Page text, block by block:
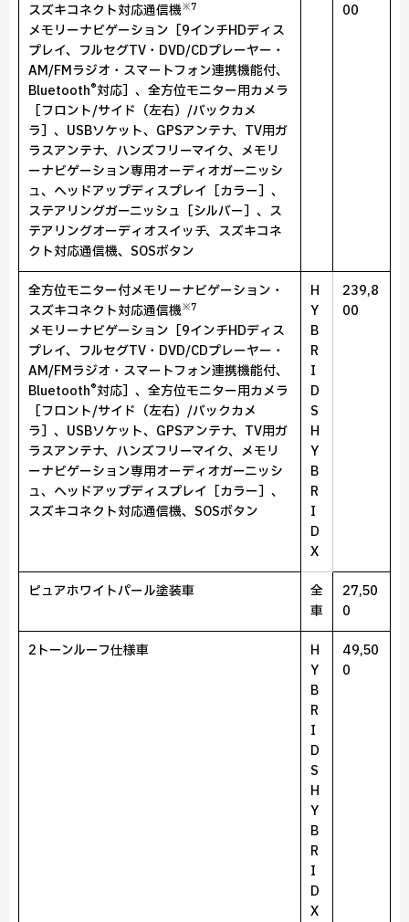
スズキコネクト対応通信機※7
メモリーナビゲーション［9インチHDディス
プレイ、フルセグTV・DVD/CDプレーヤー・
AM/FMラジオ・スマートフォン連携機能付、
Bluetooth®対応］、全方位モニター用カメラ
［フロント/サイド（左右）/バックカメ
ラ］、USBソケット、GPSアンテナ、TV用ガ
ラスアンテナ、ハンズフリーマイク、メモリ
ーナビゲーション専用オーディオガーニッシ
ュ、ヘッドアップディスプレイ［カラー］、
ステアリングガーニッシュ［シルバー］、ス
テアリングオーディオスイッチ、スズキコネ
クト対応通信機、SOSボタン
00
全方位モニター付メモリーナビゲーション・
スズキコネクト対応通信機※7
メモリーナビゲーション［9インチHDディス
プレイ、フルセグTV・DVD/CDプレーヤー・
AM/FMラジオ・スマートフォン連携機能付、
Bluetooth®対応］、全方位モニター用カメラ
［フロント/サイド（左右）/バックカメ
ラ］、USBソケット、GPSアンテナ、TV用ガ
ラスアンテナ、ハンズフリーマイク、メモリ
ーナビゲーション専用オーディオガーニッシ
ュ、ヘッドアップディスプレイ［カラー］、
スズキコネクト対応通信機、SOSボタン
H
Y
B
R
I
D
S
H
Y
B
R
I
D
X
239,8
00
ピュアホワイトパール塗装車
全
車
27,50
0
2トーンルーフ仕様車
H
Y
B
R
I
D
S
H
Y
B
R
I
D
X
49,50
0